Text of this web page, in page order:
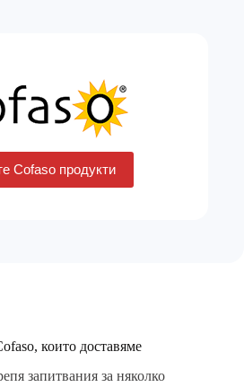
Cofaso продукти
които доставяме
запитвания за няколко